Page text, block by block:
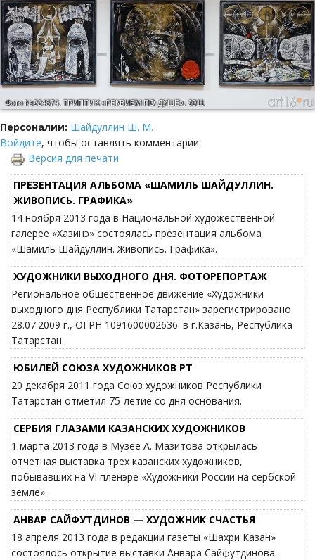
Фото №224674.ТРИПТИХ «РЕКВИЕМ ПО ДУШЕ». 2011
Персоналии: Шайдуллин Ш. М.
Войдите, чтобы оставлять комментарии
Версия для печати
ПРЕЗЕНТАЦИЯ АЛЬБОМА «ШАМИЛЬ ШАЙДУЛЛИН.
ЖИВОПИСЬ. ГРАФИКА»
14 ноября 2013 года в Национальной художественной
галерее «Хазинэ» состоялась презентация альбома
«Шамиль Шайдуллин. Живопись. Графика».
ХУДОЖНИКИ ВЫХОДНОГО ДНЯ. ФОТОРЕПОРТАЖ
Региональное общественное движение «Художники
выходного дня Республики Татарстан» зарегистрировано
28.07.2009 г., ОГРН 1091600002636. в г.Казань, Республика
Татарстан.
ЮБИЛЕЙ СОЮЗА ХУДОЖНИКОВ РТ
20 декабря 2011 года Союз художников Республики
Татарстан отметил 75-летие со дня основания.
СЕРБИЯ ГЛАЗАМИ КАЗАНСКИХ ХУДОЖНИКОВ
1 марта 2013 года в Музее А. Мазитова открылась
отчетная выставка трех казанских художников,
побывавших на VI пленэре «Художники России на сербской
земле».
АНВАР САЙФУТДИНОВ — ХУДОЖНИК СЧАСТЬЯ
18 апреля 2013 года в редакции газеты «Шахри Казан»
состоялось открытие выставки Анвара Сайфутдинова.